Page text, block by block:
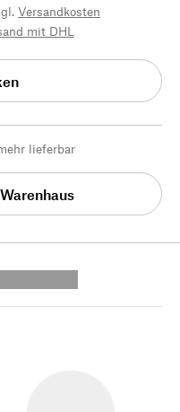
Versandkosten
mit DHL
lieferbar